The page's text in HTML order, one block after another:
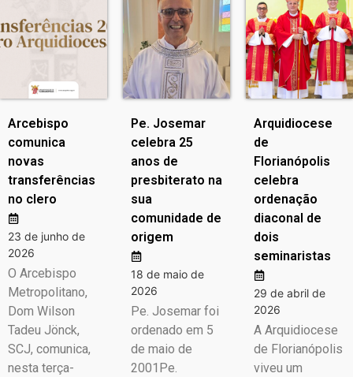
Arcebispo
comunica
novas
transferências
no clero
23 de junho de
2026
O Arcebispo
Metropolitano,
Dom Wilson
Tadeu Jönck,
SCJ, comunica,
nesta terça-
Pe. Josemar
celebra 25
anos de
presbiterato na
sua
comunidade de
origem
18 de maio de
2026
Pe. Josemar foi
ordenado em 5
de maio de
2001Pe.
Arquidiocese
de
Florianópolis
celebra
ordenação
diaconal de
dois
seminaristas
29 de abril de
2026
A Arquidiocese
de Florianópolis
viveu um